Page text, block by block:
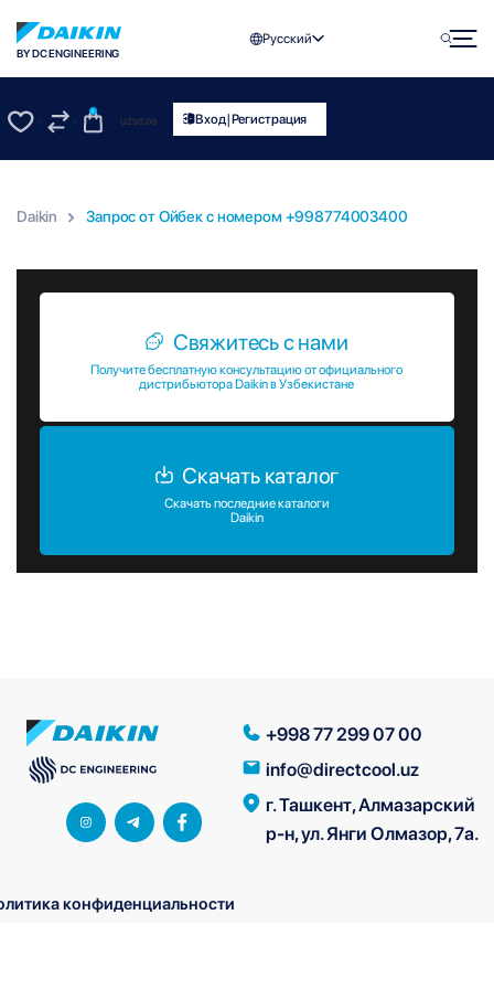
BY DC ENGINEERING
Русский
0
UZS0.00 Вход|Регистрация
Daikin Запрос от Ойбек c номером +998774003400
Свяжитесь с нами
Получите бесплатную консультацию от официального
дистрибьютора Daikin в Узбекистане
Скачать каталог
Скачать последние каталоги
Daikin
+998 77 299 07 00
info@directcool.uz
г. Ташкент, Алмазарский
р-н, ул. Янги Олмазор, 7а.
конфиденциальности